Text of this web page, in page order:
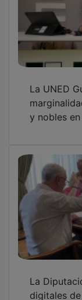
La
digitales
Centauros
Normal,
Cinema y